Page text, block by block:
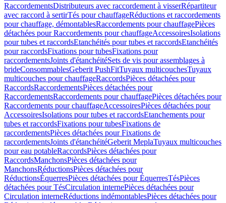
RaccordementsDistributeurs avec raccordement à visserRépartiteur
avec raccord à sertirTés pour chauffageRéductions et raccordements
pour chauffage, démontablesRaccordements pour chauffagePièces
détachées pour Raccordements pour chauffageAccessoiresIsolations
pour tubes et raccordsEtanchéités pour tubes et raccordsEtanchéités
pour raccordsFixations pour tubesFixations pour
raccordementsJoints d'étanchéitéSets de vis pour assemblages à
brideConsommablesGeberit PushFitTuyaux multicouchesTuyaux
multicouches pour chauffageRaccordsPièces détachées pour
RaccordsRaccordementsPièces détachées pour
RaccordementsRaccordements pour chauffagePièces détachées pour
Raccordements pour chauffageAccessoiresPièces détachées pour
AccessoiresIsolations pour tubes et raccordsEtanchements pour
tubes et raccordsFixations pour tubesFixations de
raccordementsPièces détachées pour Fixations de
raccordementsJoints d'étanchéitéGeberit MeplaTuyaux multicouches
pour eau potableRaccordsPièces détachées pour
RaccordsManchonsPièces détachées pour
ManchonsRéductionsPièces détachées pour
RéductionsÉquerresPièces détachées pour ÉquerresTésPièces
détachées pour TésCirculation internePièces détachées pour
Circulation interneRéductions indémontablesPièces détachées pour